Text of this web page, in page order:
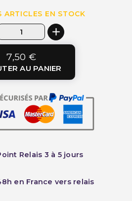
ARTICLES EN STOCK
7,50 €
AU PANIER
Relais 3 à 5 jours
en France vers relais